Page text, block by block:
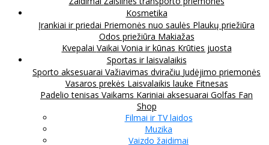
Kosmetika
Įrankiai ir priedai Priemonės nuo saulės Plaukų priežiūra
Odos priežiūra Makiažas
Kvepalai Vaikai Vonia ir kūnas Krūties juosta
Sportas ir laisvalaikis
Sporto aksesuarai Važiavimas dviračiu Judėjimo priemonės
Vasaros prekės Laisvalaikis lauke Fitnesas
Padelio tenisas Vaikams Kariniai aksesuarai Golfas Fan
Shop
Filmai ir TV laidos
Muzika
Vaizdo žaidimai